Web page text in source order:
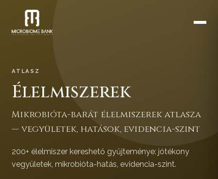
ATLASZ
Élelmiszerek
Mikrobióta-barát élelmiszerek atlasza
— vegyületek, hatások, evidencia-szint
200+ élelmiszer kereshető gyűjteménye: jótékony
vegyületek, mikrobióta-hatás, evidencia-szint.